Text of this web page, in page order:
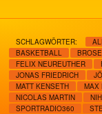
SCHLAGWÖRTER:
BASKETBALL
FELIX NEUREUTHER
JONAS FRIEDRICH
MATT KENSETH
MAX
NICOLAS MARTIN
SPORTRADIO360